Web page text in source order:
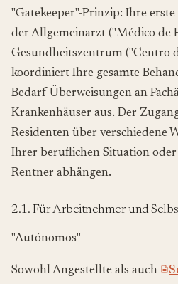
"Gatekeeper"-Prinzip: Ihre
der Allgemeinarzt ("Médico de
Gesundheitszentrum ("Centro
koordiniert Ihre gesamte
Bedarf Überweisungen an
Krankenhäuser aus. Der
Residenten über verschiedene
Ihrer beruflichen Situation oder
Rentner abhängen.
2.1. Für Arbeitnehmer und
"Autónomos"
Sowohl Angestellte als auch